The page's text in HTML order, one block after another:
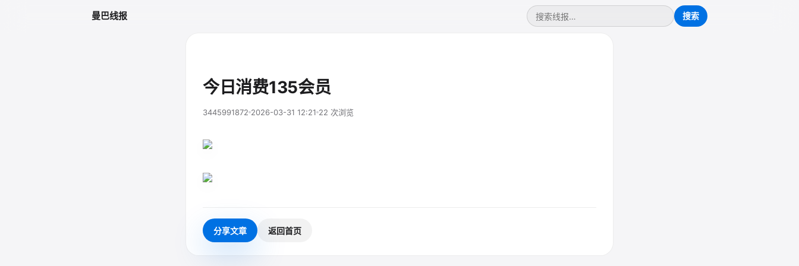
曼巴线报
今日消费135会员
3445991872 2026-03-31 12:21 22 次浏览
分享文章 返回首页